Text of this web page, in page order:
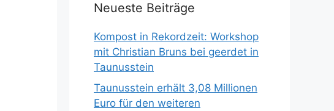
Neueste Beiträge
Kompost in Rekordzeit: Workshop
mit Christian Bruns bei geerdet in
Taunusstein
Taunusstein erhält 3,08 Millionen
Euro für den weiteren